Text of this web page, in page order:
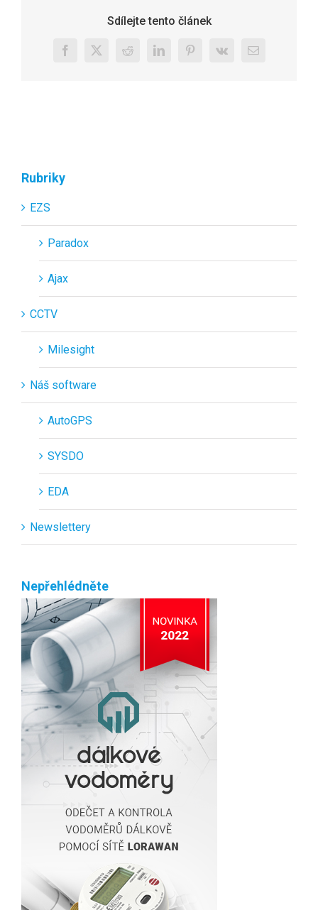
Sdílejte tento článek
Facebook
X RedditLinkedInPinterest
Vk
E-
Rubriky
EZS
Paradox
Ajax
CCTV
Milesight
Náš software
AutoGPS
SYSDO
EDA
Newslettery
Nepřehlédněte